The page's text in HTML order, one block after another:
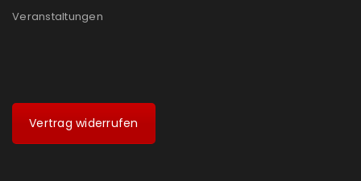
us
Datenschutzerklärung
Veranstaltungen
Vertrag widerrufen